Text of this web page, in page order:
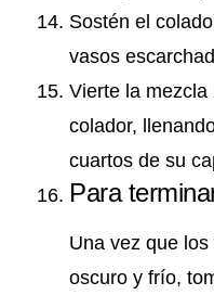
Sostén el
vasos
Vierte la mezcla
colador,
cuartos de su
Para
Una vez que
oscuro y frío,